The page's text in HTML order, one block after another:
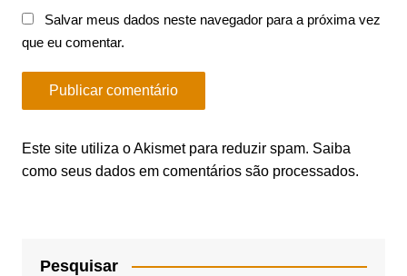
Salvar meus dados neste navegador para a próxima vez
que eu comentar.
Este site utiliza o Akismet para reduzir spam. Saiba
como seus dados em comentários são processados.
Pesquisar